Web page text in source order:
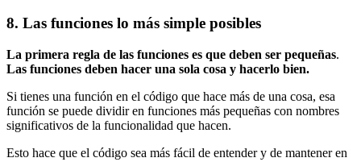
8. Las funciones lo más simple posibles
La primera regla de las funciones es que deben ser pequeñas.
Las funciones deben hacer una sola cosa y hacerlo bien.
Si tienes una función en el código que hace más de una cosa, esa
función se puede dividir en funciones más pequeñas con nombres
significativos de la funcionalidad que hacen.
Esto hace que el código sea más fácil de entender y de mantener en